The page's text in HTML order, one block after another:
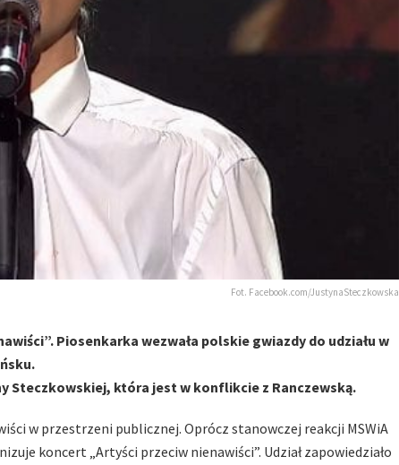
Fot. Facebook.com/JustynaSteczkowska
Piosenkarka wezwała polskie gwiazdy do udziału w
Steczkowskiej, która jest w konflikcie z Ranczewską.
w przestrzeni publicznej. Oprócz stanowczej reakcji MSWiA
koncert „Artyści przeciw nienawiści”. Udział zapowiedziało